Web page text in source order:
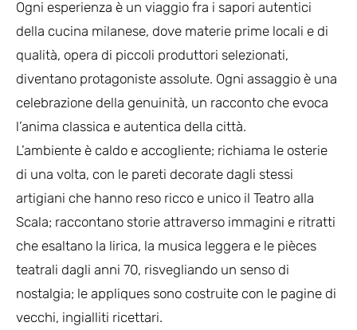
Ogni esperienza è un viaggio fra i sapori autentici
della cucina milanese, dove materie prime locali e di
qualità, opera di piccoli produttori selezionati,
diventano protagoniste assolute. Ogni assaggio è una
celebrazione della genuinità, un racconto che evoca
l’anima classica e autentica della città.
L’ambiente è caldo e accogliente; richiama le osterie
di una volta, con le pareti decorate dagli stessi
artigiani che hanno reso ricco e unico il Teatro alla
Scala; raccontano storie attraverso immagini e ritratti
che esaltano la lirica, la musica leggera e le pièces
teatrali dagli anni 70, risvegliando un senso di
nostalgia; le appliques sono costruite con le pagine di
vecchi, ingialliti ricettari.